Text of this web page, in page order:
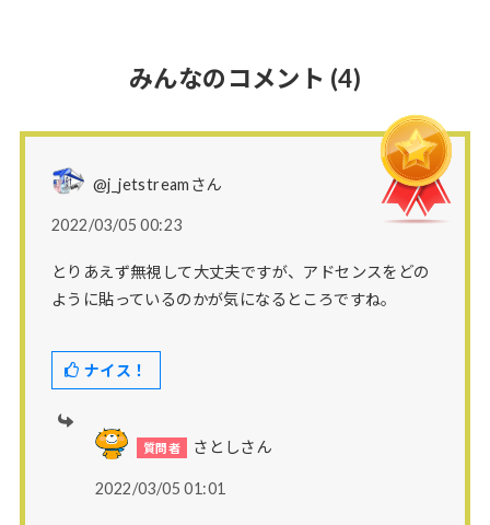
みんなのコメント (4)
@j_jetstreamさん
2022/03/05 00:23
とりあえず無視して大丈夫ですが、アドセンスをどの
ように貼っているのかが気になるところですね。
ナイス！
さとしさん
2022/03/05 01:01